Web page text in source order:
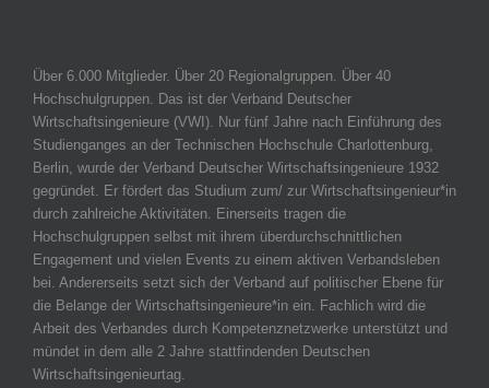
Über 6.000 Mitglieder. Über 20 Regionalgruppen. Über 40
Hochschulgruppen. Das ist der Verband Deutscher
Wirtschaftsingenieure (VWI). Nur fünf Jahre nach Einführung des
Studienganges an der Technischen Hochschule Charlottenburg,
Berlin, wurde der Verband Deutscher Wirtschaftsingenieure 1932
gegründet. Er fördert das Studium zum/ zur Wirtschaftsingenieur*in
durch zahlreiche Aktivitäten. Einerseits tragen die
Hochschulgruppen selbst mit ihrem überdurchschnittlichen
Engagement und vielen Events zu einem aktiven Verbandsleben
bei. Andererseits setzt sich der Verband auf politischer Ebene für
die Belange der Wirtschaftsingenieure*in ein. Fachlich wird die
Arbeit des Verbandes durch Kompetenznetzwerke unterstützt und
mündet in dem alle 2 Jahre stattfindenden Deutschen
Wirtschaftsingenieurtag.